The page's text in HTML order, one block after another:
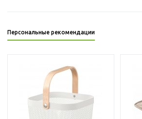
Персональные рекомендации